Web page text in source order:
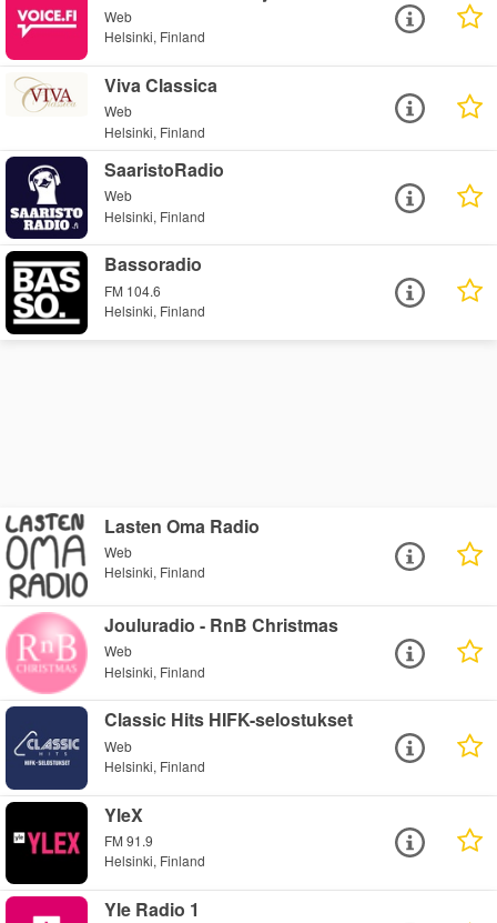
Web
Helsinki, Finland
Viva Classica
Web
Helsinki, Finland
SaaristoRadio
Web
Helsinki, Finland
Bassoradio
FM 104.6
Helsinki, Finland
Lasten Oma Radio
Web
Helsinki, Finland
Jouluradio - RnB Christmas
Web
Helsinki, Finland
Classic Hits HIFK-selostukset
Web
Helsinki, Finland
YleX
FM 91.9
Helsinki, Finland
Yle Radio 1